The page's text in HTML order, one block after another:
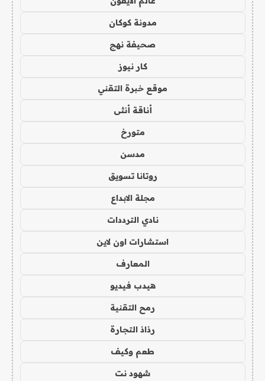
مدونة كوكان
صحيفة نهج
كار نيوز
موقع خبرة التقني
أناقة أنثى
متورخ
مدسن
روتانا تسويق
مجلة الابداع
نادي الترددات
استشارات اون لاين
المعارف
هيدب فيديو
رمح التقنية
رذاذ التجارة
طعم وكيف
شهود نت